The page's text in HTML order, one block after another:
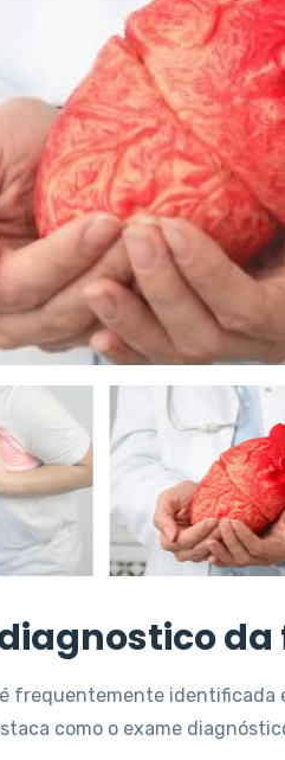
frequentemente identificada
como o exame